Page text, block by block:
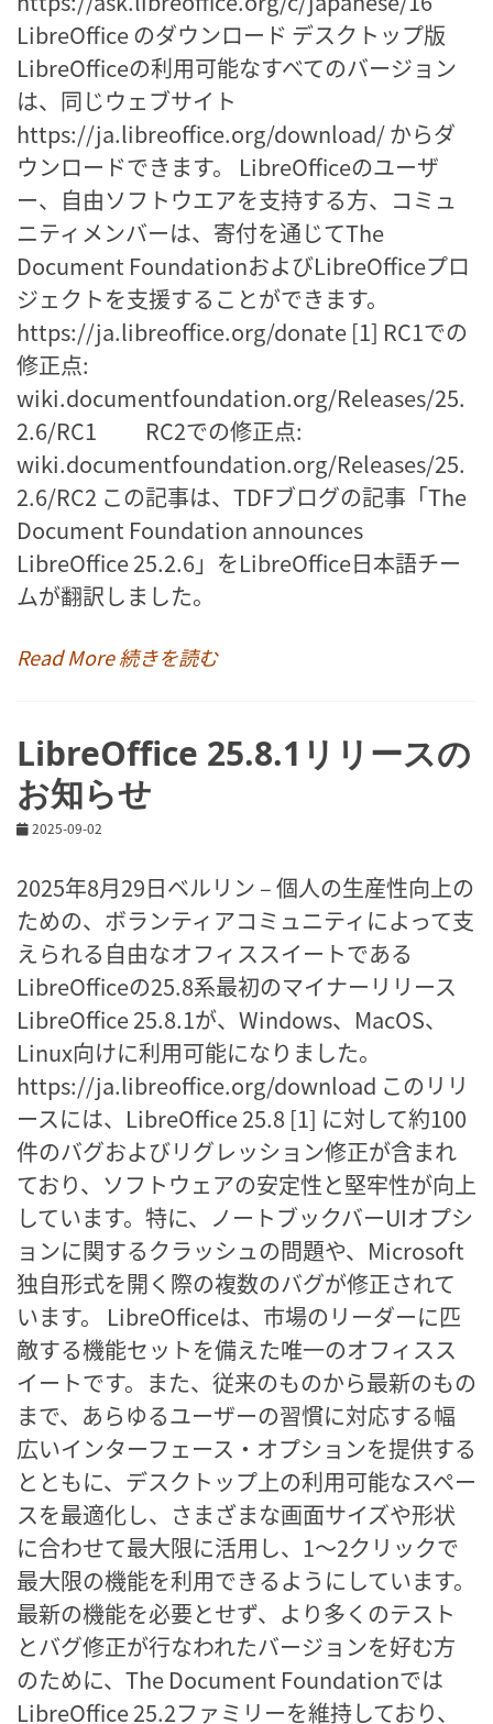
LibreOffice のダウンロード デスクトップ版
LibreOfficeの利用可能なすべてのバージョン
は、同じウェブサイト
https://ja.libreoffice.org/download/ からダ
ウンロードできます。 LibreOfficeのユーザ
ー、自由ソフトウエアを支持する方、コミュ
ニティメンバーは、寄付を通じてThe
Document FoundationおよびLibreOfficeプロ
ジェクトを支援することができます。
https://ja.libreoffice.org/donate [1] RC1での
修正点:
wiki.documentfoundation.org/Releases/25.
2.6/RC1 RC2での修正点:
wiki.documentfoundation.org/Releases/25.
2.6/RC2 この記事は、TDFブログの記事「The
Document Foundation announces
LibreOffice 25.2.6」をLibreOffice日本語チー
ムが翻訳しました。
Read More 続きを読む
LibreOffice 25.8.1リリースの
お知らせ
2025-09-02
2025年8月29日ベルリン – 個人の生産性向上の
ための、ボランティアコミュニティによって支
えられる自由なオフィススイートである
LibreOfficeの25.8系最初のマイナーリリース
LibreOffice 25.8.1が、Windows、MacOS、
Linux向けに利用可能になりました。
https://ja.libreoffice.org/download このリリ
ースには、LibreOffice 25.8 [1] に対して約100
件のバグおよびリグレッション修正が含まれ
ており、ソフトウェアの安定性と堅牢性が向上
しています。特に、ノートブックバーUIオプシ
ョンに関するクラッシュの問題や、Microsoft
独自形式を開く際の複数のバグが修正されて
います。 LibreOfficeは、市場のリーダーに匹
敵する機能セットを備えた唯一のオフィスス
イートです。また、従来のものから最新のもの
まで、あらゆるユーザーの習慣に対応する幅
広いインターフェース・オプションを提供する
とともに、デスクトップ上の利用可能なスペー
スを最適化し、さまざまな画面サイズや形状
に合わせて最大限に活用し、1～2クリックで
最大限の機能を利用できるようにしています。
最新の機能を必要とせず、より多くのテスト
とバグ修正が行なわれたバージョンを好む方
のために、The Document Foundationでは
LibreOffice 25.2ファミリーを維持しており、